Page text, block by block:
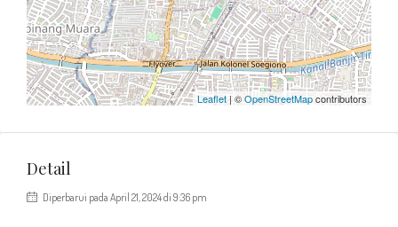
Leaflet | ©OpenStreetMapcontributors
Detail
Diperbarui pada April 21, 2024 di 9:36 pm